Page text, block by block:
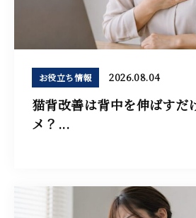
お役立ち情報 2026.08.04
猫背改善は背中を伸ばすだ
メ？...